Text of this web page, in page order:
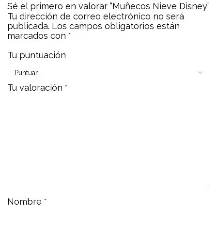
Sé el primero en valorar “Muñecos Nieve Disney”
Tu dirección de correo electrónico no será
publicada. Los campos obligatorios están
marcados con *
Tu puntuación
Tu valoración *
Nombre *